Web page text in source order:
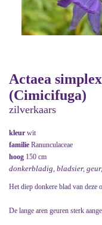
Actaea
(Cimicifuga)
zilverkaars
kleur wit
familie Ranunculaceae
hoog 150 cm
donkerbladig, bladsier,
Het diep donkere blad van deze
De lange aren geuren sterk